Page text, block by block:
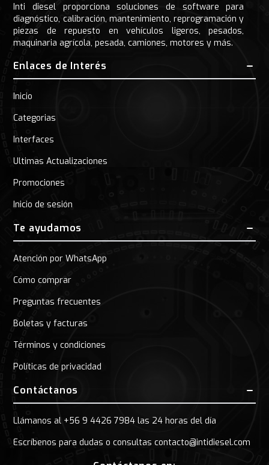
Inti diesel proporciona soluciones de software para
diagnóstico, calibración, mantenimiento, reprogramación y
piezas de repuesto en vehículos ligeros, pesados,
maquinaria agrícola, pesada, camiones, motores y más.
Enlaces de Interés
Inicio
Categorias
Interfaces
Ultimas Actualizaciones
Promociones
Inicio de sesión
Te ayudamos
Atención por WhatsApp
Cómo comprar
Preguntas frecuentes
Boletas y facturas
Términos y condiciones
Políticas de privacidad
Contáctanos
Llámanos al +56 9 4426 7984 las 24 horas del día
Escríbenos para dudas o consultas contacto@intidiesel.com